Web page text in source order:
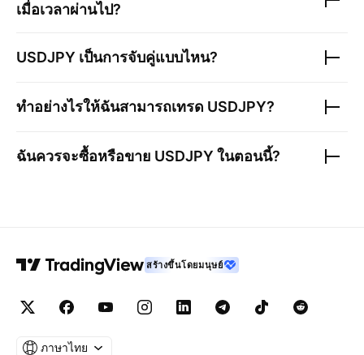
เมื่อเวลาผ่านไป?
USDJPY เป็นการจับคู่แบบไหน?
ทำอย่างไรให้ฉันสามารถเทรด USDJPY?
ฉันควรจะซื้อหรือขาย USDJPY ในตอนนี้?
สร้างขึ้นโดยมนุษย์
ภาษาไทย